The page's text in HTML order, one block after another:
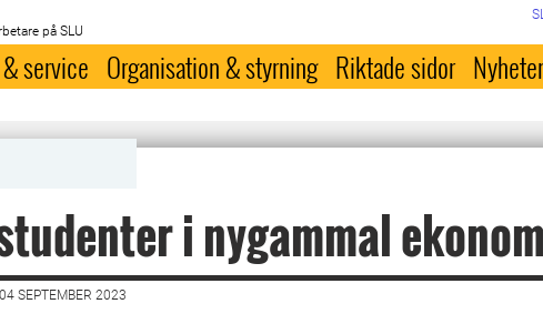
på SLU
service Organisation & styrning Riktade sidor
i nygammal
SEPTEMBER 2023